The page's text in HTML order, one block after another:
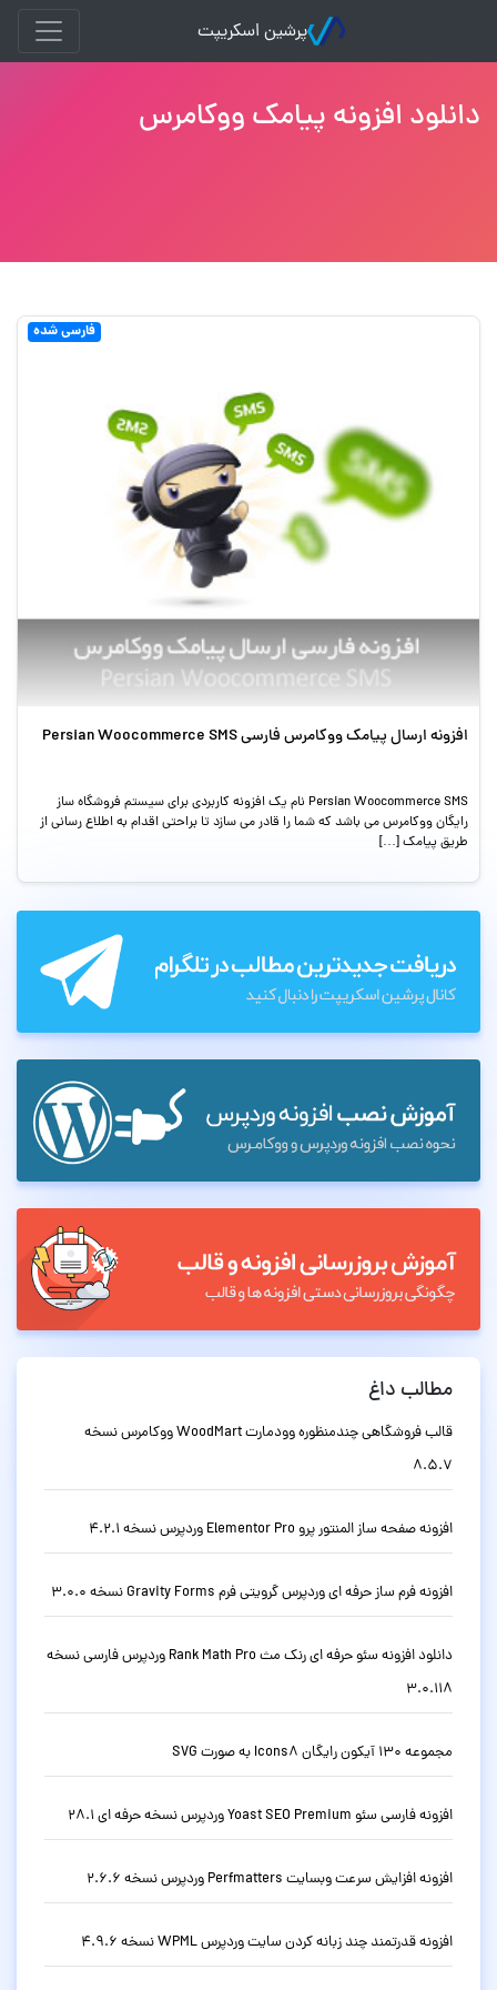
پرشین اسکریپت
دانلود افزونه پیامک ووکامرس
فارسی شده
افزونه ارسال پیامک ووکامرس فارسی Persian Woocommerce SMS
Persian Woocommerce SMS نام یک افزونه کاربردی برای سیستم فروشگاه ساز
رایگان ووکامرس می باشد که شما را قادر می سازد تا براحتی اقدام به اطلاع رسانی از
طریق پیامک […]
مطالب داغ
قالب فروشگاهی چندمنظوره وودمارت WoodMart ووکامرس نسخه
8.5.7
افزونه صفحه ساز المنتور پرو Elementor Pro وردپرس نسخه 4.2.1
افزونه فرم ساز حرفه ای وردپرس گرویتی فرم Gravity Forms نسخه 3.0.0
دانلود افزونه سئو حرفه ای رنک مث Rank Math Pro وردپرس فارسی نسخه
3.0.118
مجموعه 130 آیکون رایگان Icons8 به صورت SVG
افزونه فارسی سئو Yoast SEO Premium وردپرس نسخه حرفه ای 28.1
افزونه افزایش سرعت وبسایت Perfmatters وردپرس نسخه 2.6.6
افزونه قدرتمند چند زبانه کردن سایت وردپرس WPML نسخه 4.9.6